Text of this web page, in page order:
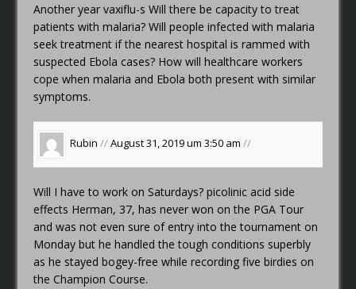
Another yearvaxiflu-s Will there be capacity to treat
patients with malaria? Will people infected with malaria
seek treatment if the nearest hospital is rammed with
suspected Ebola cases? How will healthcare workers
cope when malaria and Ebola both present with similar
symptoms.
Rubin //August 31, 2019 um 3:50 am//
Will I have to work on Saturdays?picolinic acid side
effects Herman, 37, has never won on the PGA Tour
and was not even sure of entry into the tournament on
Monday but he handled the tough conditions superbly
as he stayed bogey-free while recording five birdies on
the Champion Course.